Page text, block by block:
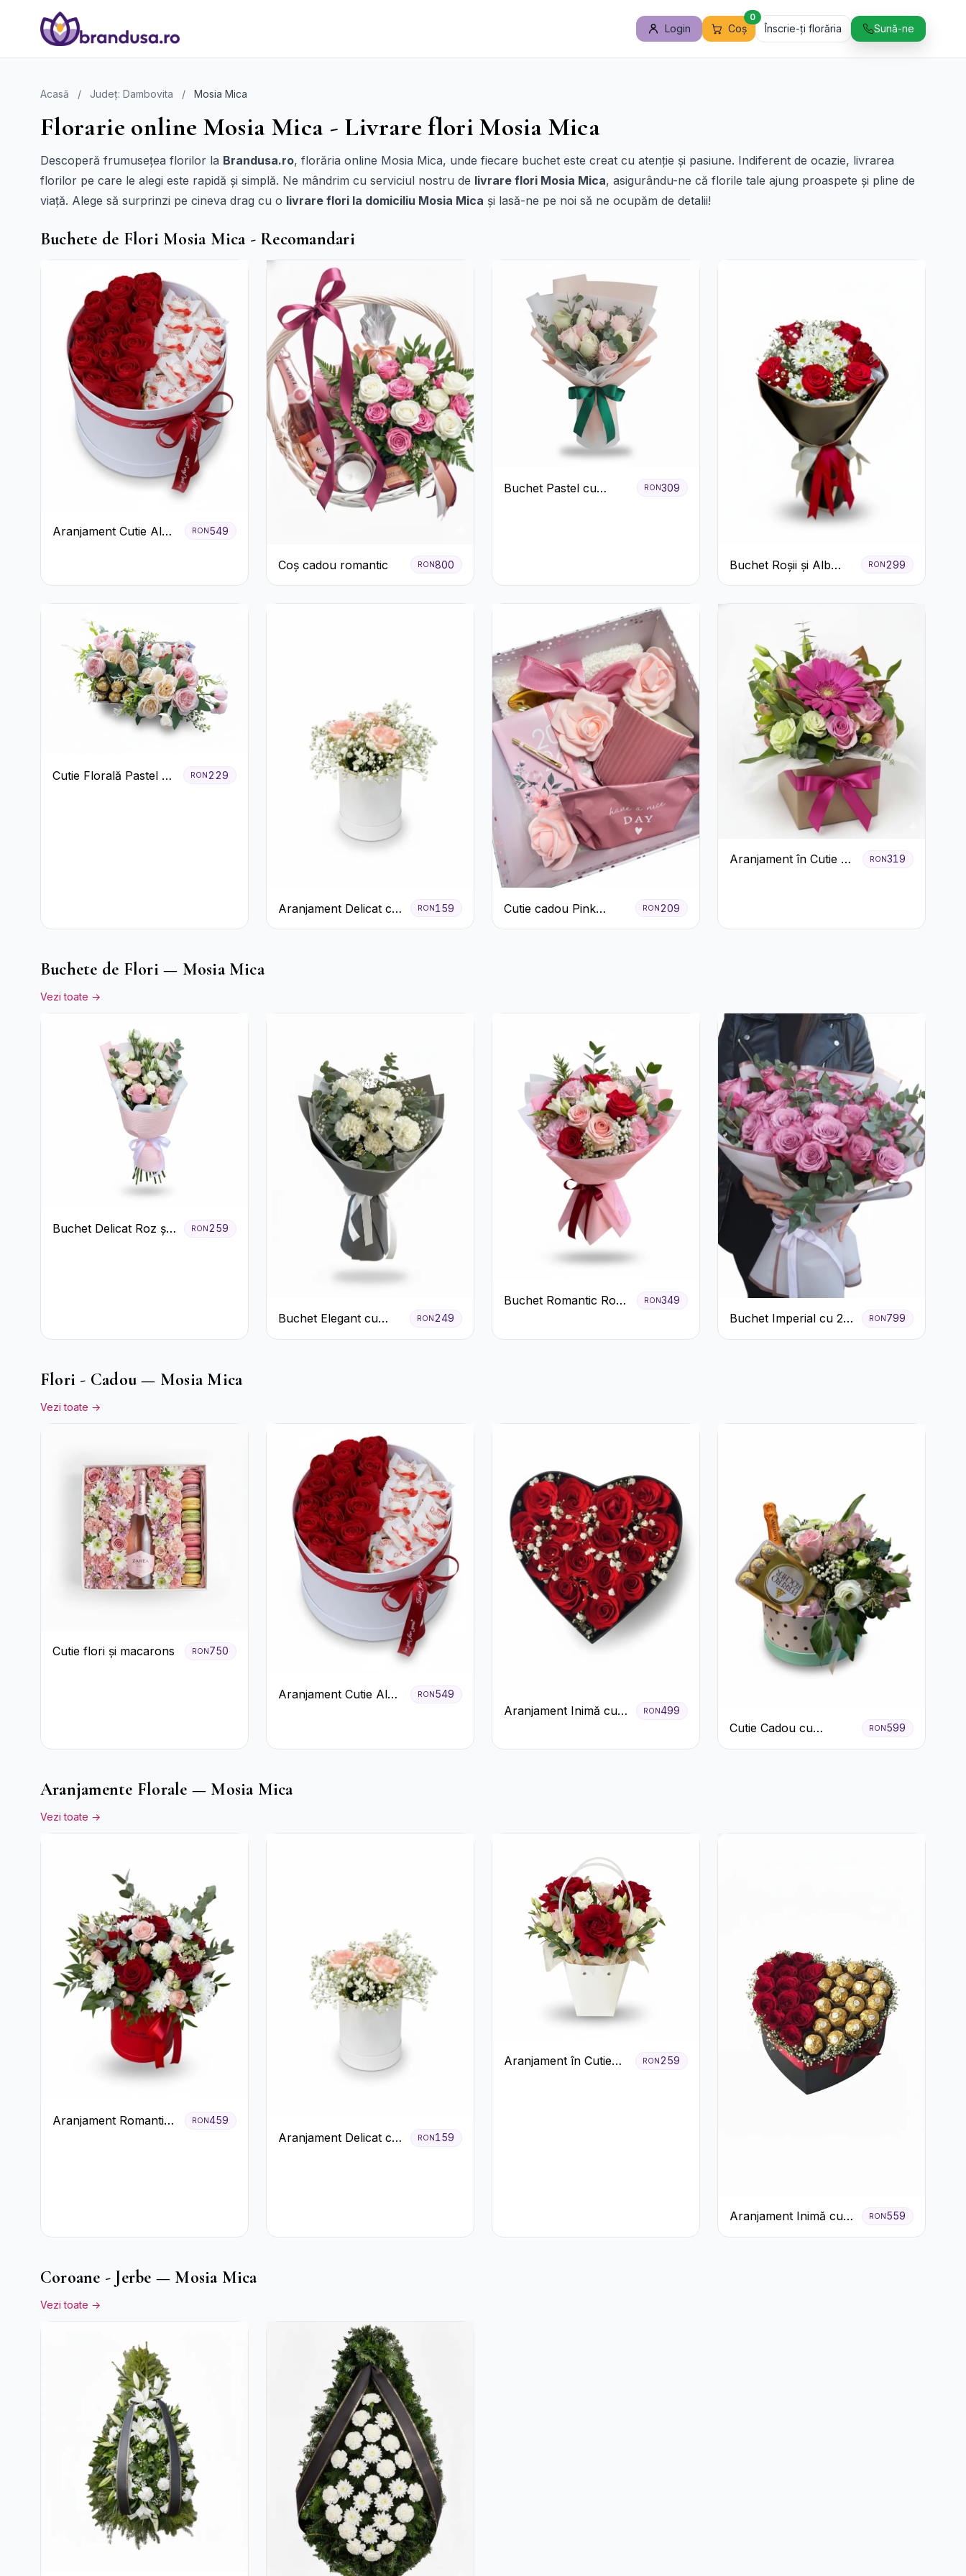
Login Coș
0
Înscrie-ți florăria Sună-ne
Acasă / Județ: Dambovita / Mosia Mica
Florarie online Mosia Mica - Livrare flori Mosia Mica
Descoperă frumusețea florilor la Brandusa.ro, florăria online Mosia Mica, unde fiecare buchet este creat cu atenție și pasiune. Indiferent de ocazie, livrarea
florilor pe care le alegi este rapidă și simplă. Ne mândrim cu serviciul nostru de livrare flori Mosia Mica, asigurându-ne că florile tale ajung proaspete și pline de
viață. Alege să surprinzi pe cineva drag cu o livrare flori la domiciliu Mosia Mica și lasă-ne pe noi să ne ocupăm de detalii!
Buchete de Flori Mosia Mica - Recomandari
Aranjament Cutie Albă
RON549
Coș cadou romantic RON800
Buchet Pastel cu
RON309
Buchet Roșii și Alb
Clasic
RON299
Cutie Florală Pastel cu
RON229
Aranjament Delicat cu
3 Trandafiri Roz în
RON 159
Cutie cadou Pink
Blossom Day
RON 209
Aranjament în Cutie cu
RON319
Buchete de Flori — Mosia Mica
Vezi toate →
Buchet Delicat Roz și
RON259
Buchet Elegant cu
Garoafe Albe și
RON249
Buchet Romantic Roșu
RON349
Buchet Imperial cu 25
Trandafiri
RON799
Flori - Cadou — Mosia Mica
Vezi toate →
Cutie flori și macarons RON750
Aranjament Cutie Albă
RON549
Aranjament Inimă cu
Floarea Miresei
RON499
Cutie Cadou cu
Prosecco Mionetto
RON599
Aranjamente Florale — Mosia Mica
Vezi toate →
Aranjament Romantic
RON459
Aranjament Delicat cu
RON159
Aranjament în Cutie
RON259
Aranjament Inimă cu
Trandafiri Roșii și
RON559
Coroane - Jerbe — Mosia Mica
Vezi toate →